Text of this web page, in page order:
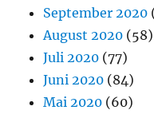
September 2020
August 2020 (58)
Juli 2020 (77)
Juni 2020 (84)
Mai 2020 (60)